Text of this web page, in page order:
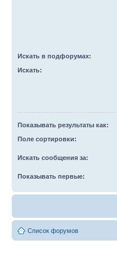
Искать в подфорумах:
Искать:
Показывать результаты как:
Поле сортировки:
Искать сообщения за:
Показывать первые:
Список форумов